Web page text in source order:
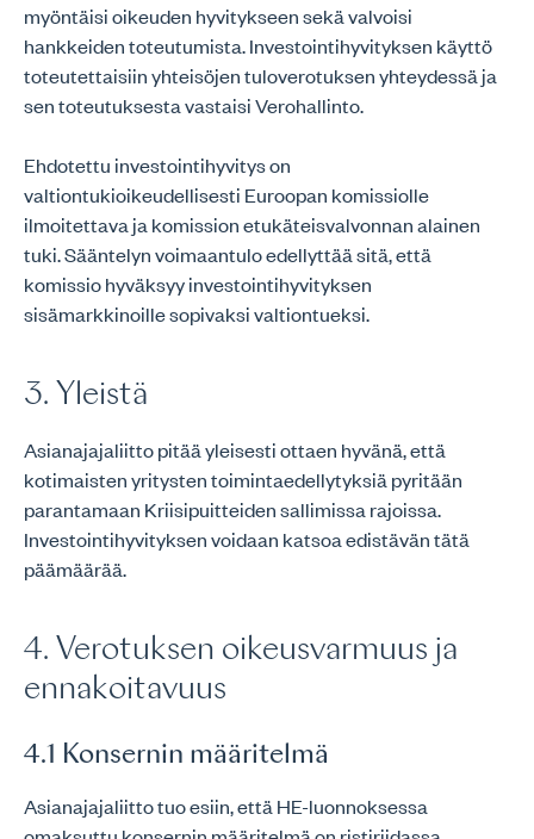
myöntäisi oikeuden hyvitykseen sekä valvoisi
hankkeiden toteutumista. Investointihyvityksen käyttö
toteutettaisiin yhteisöjen tuloverotuksen yhteydessä ja
sen toteutuksesta vastaisi Verohallinto.
Ehdotettu investointihyvitys on
valtiontukioikeudellisesti Euroopan komissiolle
ilmoitettava ja komission etukäteisvalvonnan alainen
tuki. Sääntelyn voimaantulo edellyttää sitä, että
komissio hyväksyy investointihyvityksen
sisämarkkinoille sopivaksi valtiontueksi.
3. Yleistä
Asianajajaliitto pitää yleisesti ottaen hyvänä, että
kotimaisten yritysten toimintaedellytyksiä pyritään
parantamaan Kriisipuitteiden sallimissa rajoissa.
Investointihyvityksen voidaan katsoa edistävän tätä
päämäärää.
4. Verotuksen oikeusvarmuus ja
ennakoitavuus
4.1 Konsernin määritelmä
Asianajajaliitto tuo esiin, että HE-luonnoksessa